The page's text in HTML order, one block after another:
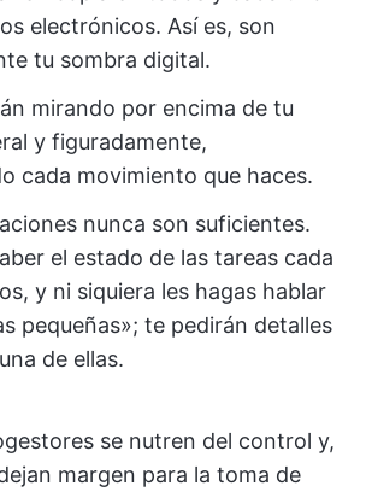
electrónicos. Así es, son
tu sombra digital.
mirando por encima de tu
y figuradamente,
cada movimiento que haces.
nunca son suficientes.
el estado de las tareas cada
y ni siquiera les hagas hablar
pequeñas»; te pedirán detalles
de ellas.
se nutren del control y,
margen para la toma de